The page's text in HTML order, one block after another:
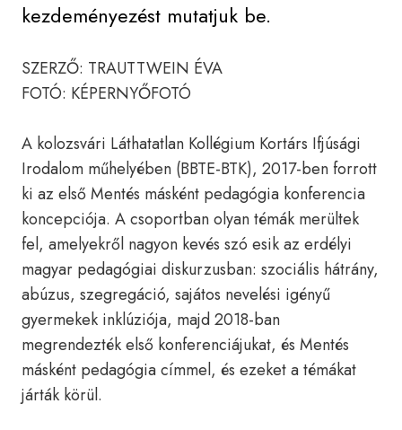
kezdeményezést mutatjuk be.
SZERZŐ: TRAUTTWEIN ÉVA
FOTÓ: KÉPERNYŐFOTÓ
A kolozsvári Láthatatlan Kollégium Kortárs Ifjúsági
Irodalom műhelyében (BBTE-BTK), 2017-ben forrott
ki az első Mentés másként pedagógia konferencia
koncepciója. A csoportban olyan témák merültek
fel, amelyekről nagyon kevés szó esik az erdélyi
magyar pedagógiai diskurzusban: szociális hátrány,
abúzus, szegregáció, sajátos nevelési igényű
gyermekek inklúziója, majd 2018-ban
megrendezték első konferenciájukat, és Mentés
másként pedagógia címmel, és ezeket a témákat
járták körül.